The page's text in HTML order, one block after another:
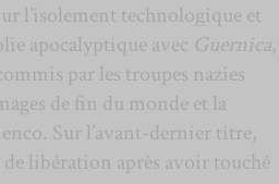
l’isolement technologique et
apocalyptique avec Guernica,
par les troupes nazies
de fin du monde et la
Sur l’avant-dernier titre,
libération après avoir touché